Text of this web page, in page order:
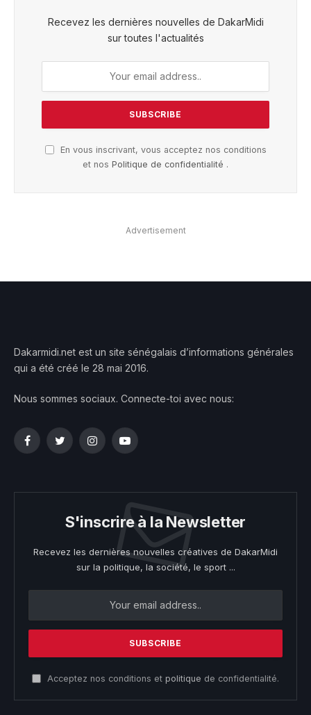
Recevez les dernières nouvelles de DakarMidi
sur toutes l'actualités
En vous inscrivant, vous acceptez nos conditions
et nos Politique de confidentialité .
Advertisement
Dakarmidi.net est un site sénégalais d’informations générales
qui a été créé le 28 mai 2016.
Nous sommes sociaux. Connecte-toi avec nous:
FacebookTwitterInstagramYouTube
S'inscrire à la Newsletter
Recevez les dernières nouvelles créatives de DakarMidi
sur la politique, la société, le sport ...
Acceptez nos conditions et politique de confidentialité.